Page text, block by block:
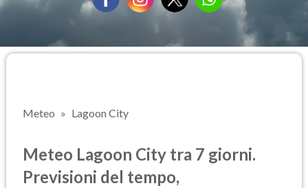
Meteo Lagoon City
Meteo Lagoon City tra 7 giorni.
Previsioni del tempo,